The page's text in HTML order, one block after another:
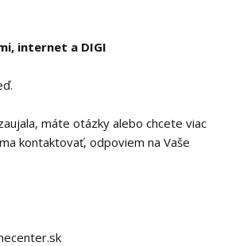
internet a DIGI
máte otázky alebo chcete viac
kontaktovať, odpoviem na Vaše